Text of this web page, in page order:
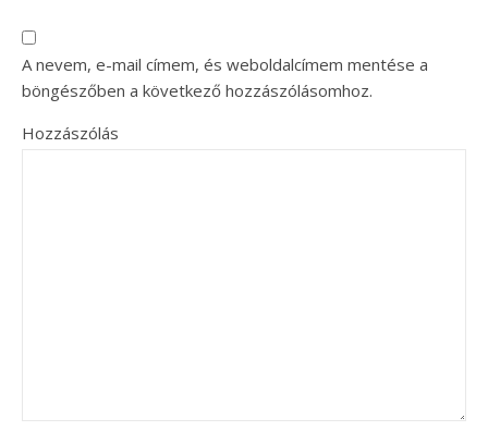
A nevem, e-mail címem, és weboldalcímem mentése a
böngészőben a következő hozzászólásomhoz.
Hozzászólás